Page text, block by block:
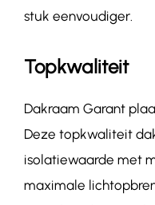
stuk eenvoudiger.
Topkwaliteit
Dakraam Garant
Deze topkwaliteit
isolatiewaarde met
maximale